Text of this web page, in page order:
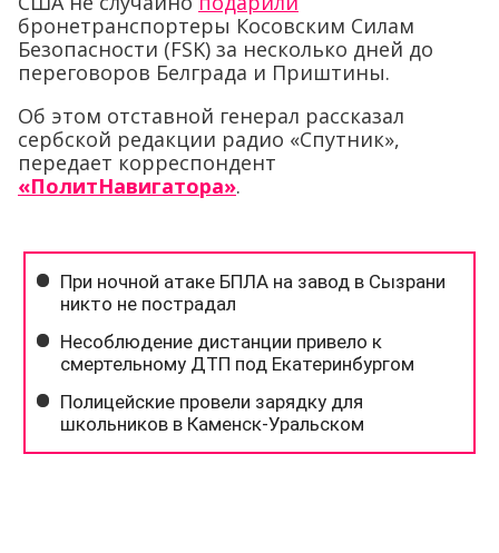
бронетранспортеры Косовским Силам
Безопасности (FSK) за несколько дней до
переговоров Белграда и Приштины.
Об этом отставной генерал рассказал
сербской редакции радио «Спутник»,
передает корреспондент
«ПолитНавигатора».